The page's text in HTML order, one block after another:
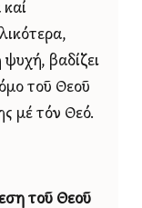
βαδίζει
τοῦ Θεοῦ
μέ τόν Θεό.
τοῦ Θεοῦ